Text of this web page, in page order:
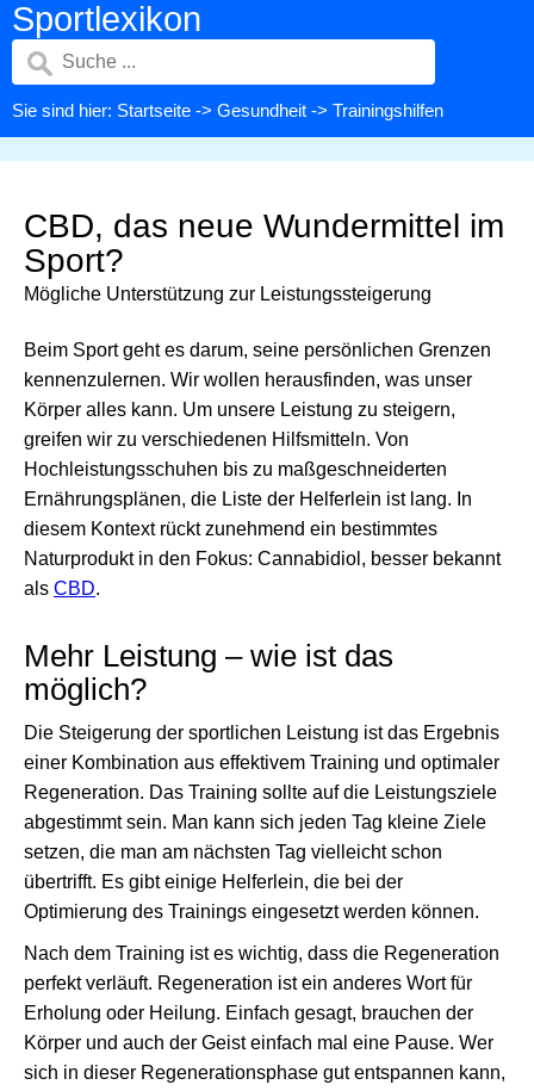
Sportlexikon
Sie sind hier: Startseite -> Gesundheit -> Trainingshilfen
CBD, das neue Wundermittel im
Sport?
Mögliche Unterstützung zur Leistungssteigerung
Beim Sport geht es darum, seine persönlichen Grenzen
kennenzulernen. Wir wollen herausfinden, was unser
Körper alles kann. Um unsere Leistung zu steigern,
greifen wir zu verschiedenen Hilfsmitteln. Von
Hochleistungsschuhen bis zu maßgeschneiderten
Ernährungsplänen, die Liste der Helferlein ist lang. In
diesem Kontext rückt zunehmend ein bestimmtes
Naturprodukt in den Fokus: Cannabidiol, besser bekannt
als CBD.
Mehr Leistung – wie ist das
möglich?
Die Steigerung der sportlichen Leistung ist das Ergebnis
einer Kombination aus effektivem Training und optimaler
Regeneration. Das Training sollte auf die Leistungsziele
abgestimmt sein. Man kann sich jeden Tag kleine Ziele
setzen, die man am nächsten Tag vielleicht schon
übertrifft. Es gibt einige Helferlein, die bei der
Optimierung des Trainings eingesetzt werden können.
Nach dem Training ist es wichtig, dass die Regeneration
perfekt verläuft. Regeneration ist ein anderes Wort für
Erholung oder Heilung. Einfach gesagt, brauchen der
Körper und auch der Geist einfach mal eine Pause. Wer
sich in dieser Regenerationsphase gut entspannen kann,